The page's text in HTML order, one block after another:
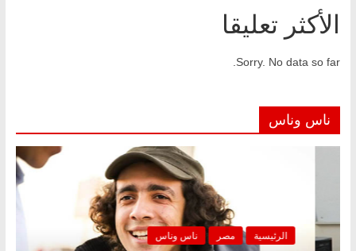
الأكثر تعليقا
Sorry. No data so far.
ناس وناس
مصر ناس وناس